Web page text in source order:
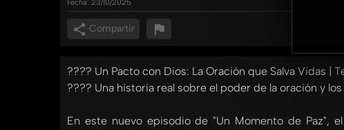
Fecha: 23/10/2025
Compartir
????️ Un Pacto con Dios: La Oración que Salva Vidas |
???? Una historia real sobre el poder de la oración y
En este nuevo episodio de "Un Momento de Paz",